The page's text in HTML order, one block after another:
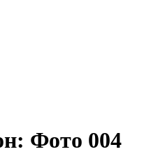
Фото 004